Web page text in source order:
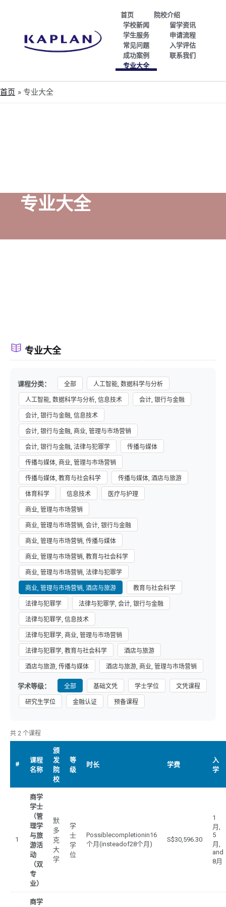
首页
院校介绍
学校新闻
留学资讯
学生服务
申请流程
常见问题
入学评估
成功案例
联系我们
专业大全
首页 专业大全
专业大全
专业大全
课程分类： 全部 人工智能, 数据科学与分析
人工智能, 数据科学与分析, 信息技术 会计, 银行与金融
会计, 银行与金融, 信息技术
会计, 银行与金融, 商业, 管理与市场营销
会计, 银行与金融, 法律与犯罪学 传播与媒体
传播与媒体, 商业, 管理与市场营销
传播与媒体, 教育与社会科学 传播与媒体, 酒店与旅游
体育科学 信息技术 医疗与护理
商业, 管理与市场营销
商业, 管理与市场营销, 会计, 银行与金融
商业, 管理与市场营销, 传播与媒体
商业, 管理与市场营销, 教育与社会科学
商业, 管理与市场营销, 法律与犯罪学
商业, 管理与市场营销, 酒店与旅游 教育与社会科学
法律与犯罪学 法律与犯罪学, 会计, 银行与金融
法律与犯罪学, 信息技术
法律与犯罪学, 商业, 管理与市场营销
法律与犯罪学, 教育与社会科学 酒店与旅游
酒店与旅游, 传播与媒体 酒店与旅游, 商业, 管理与市场营销
学术等级： 全部 基础文凭 学士学位 文凭课程
研究生学位 金融认证 预备课程
共 2 个课程
#
课程
名称
颁
发
院
校
等
级
时长 学费
入
学
1
商学
学士
（管
理学
与旅
游活
动
（双
专
业）
默
多
克
大
学
学
士
学
位
Possiblecompletionin16
个月(insteadof28个月)
S$30,596.30
1
月,
5
月,
and
8月
商学